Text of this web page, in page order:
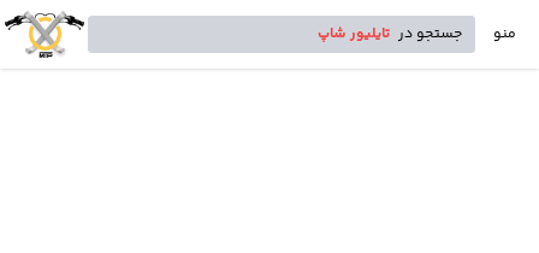
منو جستجو در تایلیور شاپ